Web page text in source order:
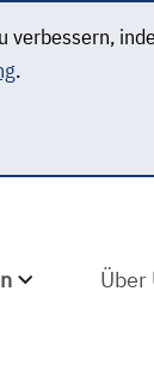
verbessern,
.
Über